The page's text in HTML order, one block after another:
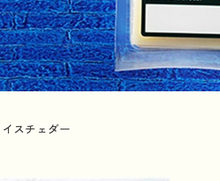
スチェダー